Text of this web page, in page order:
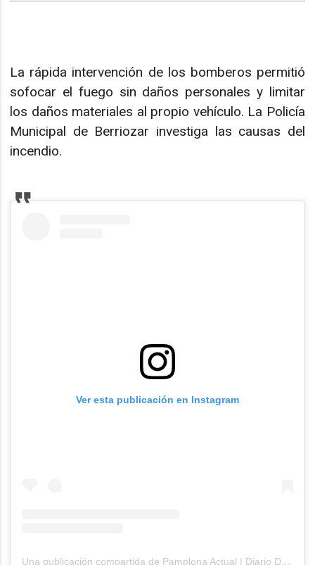
La rápida intervención de los bomberos permitió
sofocar el fuego sin daños personales y limitar
los daños materiales al propio vehículo. La Policía
Municipal de Berriozar investiga las causas del
incendio.
Ver esta publicación en Instagram
Una publicación compartida de Pamplona Actual | Diario Digital de Pamplona (@pamplonaactual)